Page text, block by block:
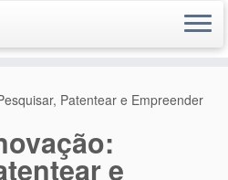
Patentear e Empreender
e